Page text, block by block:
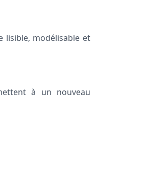
lisible, modélisable et
à un nouveau